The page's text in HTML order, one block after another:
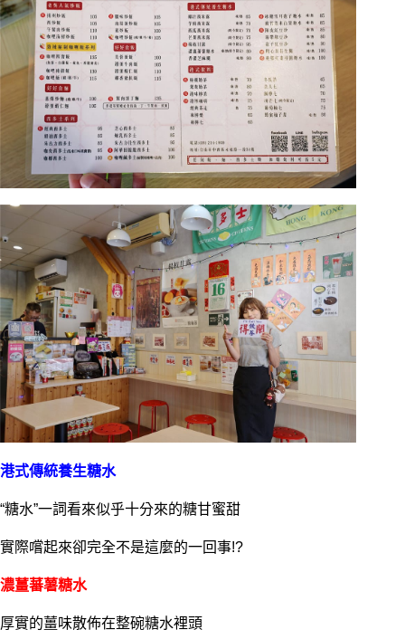
港式傳統養生糖水
“糖水”一詞看來似乎十分來的糖甘蜜甜
實際嚐起來卻完全不是這麼的一回事!?
濃薑蕃薯糖水
厚實的薑味散佈在整碗糖水裡頭